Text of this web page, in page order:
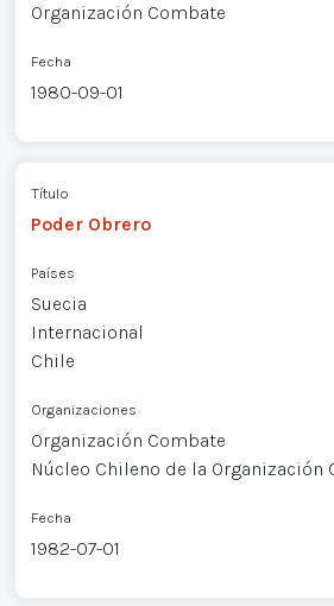
Organización Combate
Fecha
1980-09-01
Título
Poder Obrero
Países
Suecia
Internacional
Chile
Organizaciones
Organización Combate
Núcleo Chileno de la Organización
Fecha
1982-07-01